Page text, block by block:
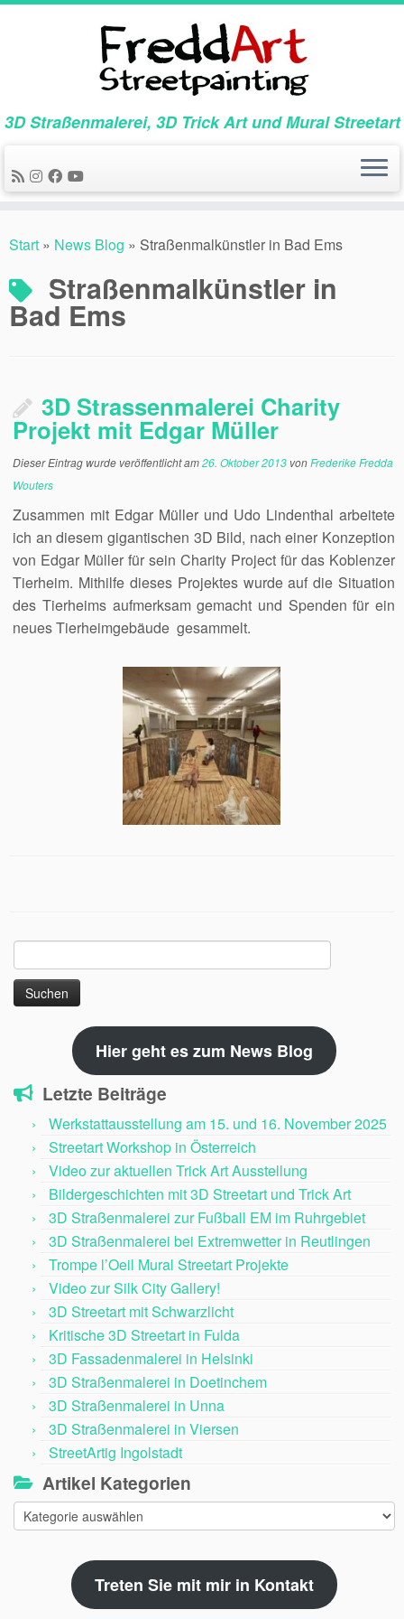
Zum
3D Straßenmalerei, 3D Trick Art und Mural Streetart
Start » News Blog » Straßenmalkünstler in Bad Ems
Straßenmalkünstler in
Bad Ems
3D Strassenmalerei Charity
Projekt mit Edgar Müller
Dieser Eintrag wurde veröffentlicht am26. Oktober 2013 vonFrederike Fredda
Wouters
Zusammen mit Edgar Müller und Udo Lindenthal arbeitete
ich an diesem gigantischen 3D Bild, nach einer Konzeption
von Edgar Müller für sein Charity Project für das Koblenzer
Tierheim. Mithilfe dieses Projektes wurde auf die Situation
des Tierheims aufmerksam gemacht und Spenden für ein
neues Tierheimgebäude gesammelt.
nach:
Hier geht es zum News Blog
Letzte Beiträge
Werkstattausstellung am 15. und 16. November 2025
Streetart Workshop in Österreich
Video zur aktuellen Trick Art Ausstellung
Bildergeschichten mit 3D Streetart und Trick Art
3D Straßenmalerei zur Fußball EM im Ruhrgebiet
3D Straßenmalerei bei Extremwetter in Reutlingen
Trompe l’Oeil Mural Streetart Projekte
Video zur Silk City Gallery!
3D Streetart mit Schwarzlicht
Kritische 3D Streetart in Fulda
3D Fassadenmalerei in Helsinki
3D Straßenmalerei in Doetinchem
3D Straßenmalerei in Unna
3D Straßenmalerei in Viersen
StreetArtig Ingolstadt
Artikel Kategorien
Artikel
Kategorien
Treten Sie mit mir in Kontakt